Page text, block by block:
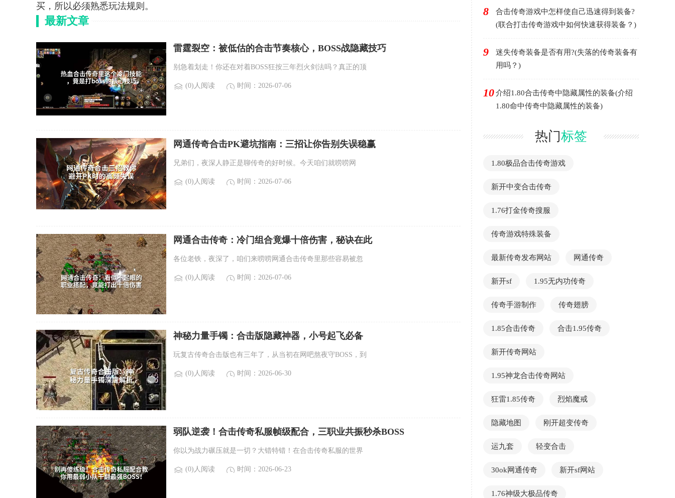
买，所以必须熟悉玩法规则。
最新文章
雷霆裂空：被低估的合击节奏核心，BOSS战隐藏技巧
别急着划走！你还在对着BOSS狂按三年烈火剑法吗？真正的顶
(0)人阅读 时间：2026-07-06
网通传奇合击PK避坑指南：三招让你告别失误稳赢
兄弟们，夜深人静正是聊传奇的好时候。今天咱们就唠唠网
(0)人阅读 时间：2026-07-06
网通合击传奇：冷门组合竟爆十倍伤害，秘诀在此
各位老铁，夜深了，咱们来唠唠网通合击传奇里那些容易被忽
(0)人阅读 时间：2026-07-06
神秘力量手镯：合击版隐藏神器，小号起飞必备
玩复古传奇合击版也有三年了，从当初在网吧熬夜守BOSS，到
(0)人阅读 时间：2026-06-30
弱队逆袭！合击传奇私服帧级配合，三职业共振秒杀BOSS
你以为战力碾压就是一切？大错特错！在合击传奇私服的世界
(0)人阅读 时间：2026-06-23
8
合击传奇游戏中怎样使自己迅速得到装备?
(联合打击传奇游戏中如何快速获得装备？)
9
迷失传奇装备是否有用?(失落的传奇装备有
用吗？)
10介绍1.80合击传奇中隐藏属性的装备(介绍
1.80命中传奇中隐藏属性的装备)
热门标签
1.80极品合击传奇游戏
新开中变合击传奇
1.76打金传奇搜服
传奇游戏特殊装备
最新传奇发布网站 网通传奇
新开sf 1.95无内功传奇
传奇手游制作 传奇翅膀
1.85合击传奇 合击1.95传奇
新开传奇网站
1.95神龙合击传奇网站
狂雷1.85传奇 烈焰魔戒
隐藏地图 刚开超变传奇
运九套 轻变合击
30ok网通传奇 新开sf网站
1.76神级大极品传奇